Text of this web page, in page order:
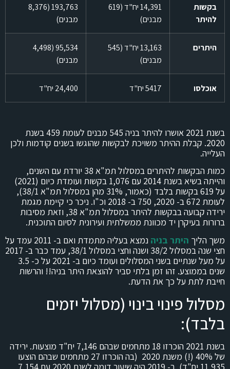
בקשות
להיתר
14,391 יח"ד (619
מבנים)
193,763 (8,376
מבנים)
היתרים
13,163 יח"ד (545
מבנים)
95,534 (4,498
מבנים)
אוכלסו 5417 יח"ד 24,400 יח"ד
בשנת 2021 אושרו להיתר בניה 545 מבנים לעומת 459 בשנת
2020. קבלת ההיתר משויכת לבקשות שהוגשו בשנים קודמות ולכן
העלייה.
כמות הבקשות להיתרים במסלול תמ"א 38 יורדת עם השנים,
והייתה בשיא בשנת 2014 עם 1,076 בקשות ועומדת כיום (2021)
על 619 בקשות בלבד (כאמור, 31% מהן במסלול תמ"א 38/1),
לעומת 672 ב- 2020, 750 ב- 2018 וכ"ו. ניכר כי קיימת מגמת
ירידה קבועה בבקשות להיתר במסלול תמ"א 38, וזאת מסיבות
ברורות בעיקרן יד מכוונת ממשלתית ועירונית לסיום התוכנית.
משך הליך היתר בניה
נמצא בעליה מתמדת ואם ב- 2011 עמד על
חצי שנה במסלול 38/2 ושנה וחצי במסלול 38/1, עמד כבר ב- 2017
על מעל שנתיים בשני המסלולים ועומד כיום ב- 2021 על כ- 3.5
שנים בממוצע. זהו זמן בלתי סביר להוצאת היתר בניה!! והרשות
חייבת לתת על כך את הדעת.
מסלול פינוי בינוי (מסלול יזמים
בלבד):
בשנת 2021 הוכרזו 18 מתחמים שבהם 7,146 יח"ד מוצעות. ירידה
של 40% (!) משנת 2020 (בה הוכרזו 27 מתחמים שבהם הוצעו